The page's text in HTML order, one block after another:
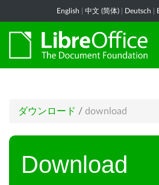
English 中文 (简体) Deutsch
ダウンロード / download
Download